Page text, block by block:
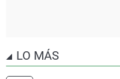
LO MÁS